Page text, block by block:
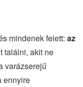
mindenek felett: az
találni, akit ne
varázserejű
ennyire